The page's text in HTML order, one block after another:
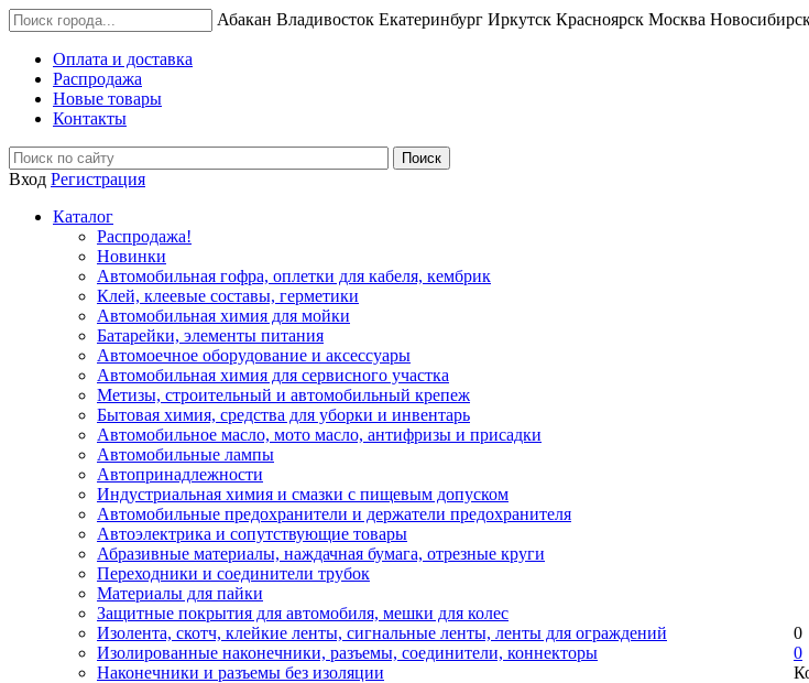
Абакан Владивосток Екатеринбург Иркутск Красноярск Москва
Оплата и доставка
Распродажа
Новые товары
Контакты
Вход Регистрация
Каталог
Распродажа!
Новинки
Автомобильная гофра, оплетки для кабеля, кембрик
Клей, клеевые составы, герметики
Автомобильная химия для мойки
Батарейки, элементы питания
Автомоечное оборудование и аксессуары
Автомобильная химия для сервисного участка
Метизы, строительный и автомобильный крепеж
Бытовая химия, средства для уборки и инвентарь
Автомобильное масло, мото масло, антифризы и присадки
Автомобильные лампы
Автопринадлежности
Индустриальная химия и смазки с пищевым допуском
Автомобильные предохранители и держатели предохранителя
Автоэлектрика и сопутствующие товары
Абразивные материалы, наждачная бумага, отрезные круги
Переходники и соединители трубок
Материалы для пайки
Защитные покрытия для автомобиля, мешки для колес
Изолента, скотч, клейкие ленты, сигнальные ленты, ленты для ограждений
Изолированные наконечники, разъемы, соединители, коннекторы
Наконечники и разъемы без изоляции
0
0